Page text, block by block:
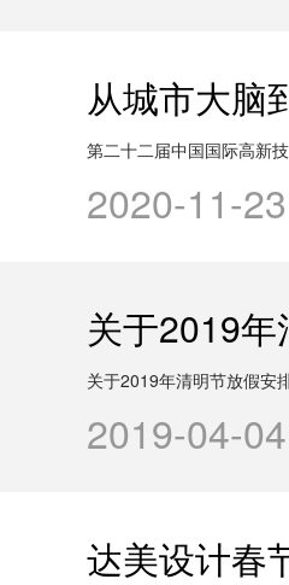
从城市大脑
第二十二届中国国际高新
2020-11-23
关于2019
关于2019年清明节放假安
2019-04-04
达美设计春